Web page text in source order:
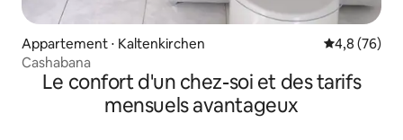
Appartement ⋅ Kaltenkirchen Évaluation
4,8 (76)
Cashabana
Le confort d'un chez-soi et des tarifs
mensuels avantageux